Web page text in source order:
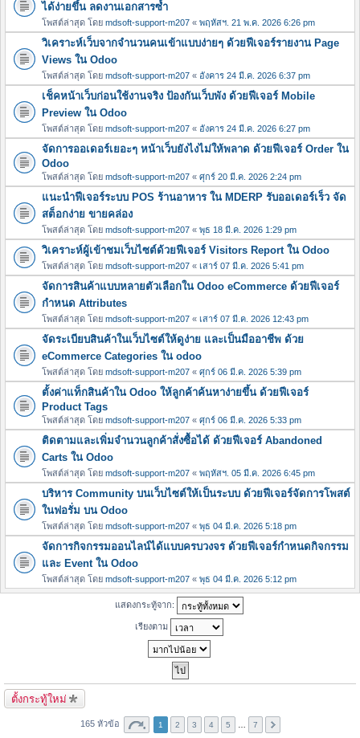
ได้ง่ายขึ้น ลดงานเอกสารซ้ำ
โพสต์ล่าสุด โดย mdsoft-support-m207 « พฤหัสฯ. 21 พ.ค. 2026 6:26 pm
วิเคราะห์เว็บจากจำนวนคนเข้าแบบง่ายๆ ด้วยฟีเจอร์รายงาน Page
Views ใน Odoo
โพสต์ล่าสุด โดย mdsoft-support-m207 « อังคาร 24 มี.ค. 2026 6:37 pm
เช็คหน้าเว็บก่อนใช้งานจริง ป้องกันเว็บพัง ด้วยฟีเจอร์ Mobile
Preview ใน Odoo
โพสต์ล่าสุด โดย mdsoft-support-m207 « อังคาร 24 มี.ค. 2026 6:27 pm
จัดการออเดอร์เยอะๆ หน้าเว็บยังไงไม่ให้พลาด ด้วยฟีเจอร์ Order ใน
Odoo
โพสต์ล่าสุด โดย mdsoft-support-m207 « ศุกร์ 20 มี.ค. 2026 2:24 pm
แนะนำฟีเจอร์ระบบ POS ร้านอาหาร ใน MDERP รับออเดอร์เร็ว จัด
สต็อกง่าย ขายคล่อง
โพสต์ล่าสุด โดย mdsoft-support-m207 « พุธ 18 มี.ค. 2026 1:29 pm
วิเคราะห์ผู้เข้าชมเว็บไซต์ด้วยฟีเจอร์ Visitors Report ใน Odoo
โพสต์ล่าสุด โดย mdsoft-support-m207 « เสาร์ 07 มี.ค. 2026 5:41 pm
จัดการสินค้าแบบหลายตัวเลือกใน Odoo eCommerce ด้วยฟีเจอร์
กำหนด Attributes
โพสต์ล่าสุด โดย mdsoft-support-m207 « เสาร์ 07 มี.ค. 2026 12:43 pm
จัดระเบียบสินค้าในเว็บไซต์ให้ดูง่าย และเป็นมืออาชีพ ด้วย
eCommerce Categories ใน odoo
โพสต์ล่าสุด โดย mdsoft-support-m207 « ศุกร์ 06 มี.ค. 2026 5:39 pm
ตั้งค่าแท็กสินค้าใน Odoo ให้ลูกค้าค้นหาง่ายขึ้น ด้วยฟีเจอร์
Product Tags
โพสต์ล่าสุด โดย mdsoft-support-m207 « ศุกร์ 06 มี.ค. 2026 5:33 pm
ติดตามและเพิ่มจำนวนลูกค้าสั่งซื้อได้ ด้วยฟีเจอร์ Abandoned
Carts ใน Odoo
โพสต์ล่าสุด โดย mdsoft-support-m207 « พฤหัสฯ. 05 มี.ค. 2026 6:45 pm
บริหาร Community บนเว็บไซต์ให้เป็นระบบ ด้วยฟีเจอร์จัดการโพสต์
ในฟอรั่ม บน Odoo
โพสต์ล่าสุด โดย mdsoft-support-m207 « พุธ 04 มี.ค. 2026 5:18 pm
จัดการกิจกรรมออนไลน์ได้แบบครบวงจร ด้วยฟีเจอร์กำหนดกิจกรรม
และ Event ใน Odoo
โพสต์ล่าสุด โดย mdsoft-support-m207 « พุธ 04 มี.ค. 2026 5:12 pm
แสดงกระทู้จาก:
เรียงตาม
ตั้งกระทู้ใหม่
165 หัวข้อ 1 2 3 4 5 7